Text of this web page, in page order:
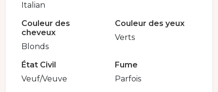
Italian
Couleur des
cheveux
Blonds
Couleur des yeux
Verts
État Civil
Veuf/Veuve
Fume
Parfois